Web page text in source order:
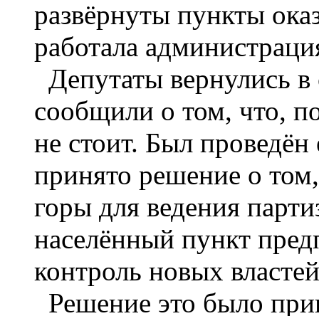
развёрнуты пункты
работала
Депутаты вернулись
сообщили о том, что,
не стоит. Был
принято решение о
горы для ведения
населённый пункт
контроль новых
Решение это было